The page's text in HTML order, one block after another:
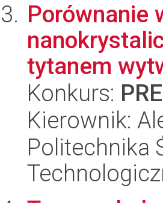
Porównanie
tytanem
Konkurs:
Kierownik:
Politechnika